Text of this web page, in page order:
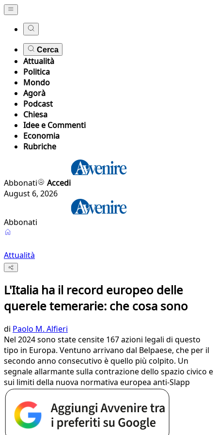
Cerca
Attualità
Politica
Mondo
Agorà
Podcast
Chiesa
Idee e Commenti
Economia
Rubriche
Abbonati
Accedi
August 6, 2026
Abbonati
Attualità
L'Italia ha il record europeo delle
querele temerarie: che cosa sono
di Paolo M. Alfieri
Nel 2024 sono state censite 167 azioni legali di questo
tipo in Europa. Ventuno arrivano dal Belpaese, che per il
secondo anno consecutivo è quello più colpito. Un
segnale allarmante sulla contrazione dello spazio civico e
sui limiti della nuova normativa europea anti-Slapp